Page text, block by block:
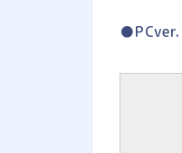
●PCver.